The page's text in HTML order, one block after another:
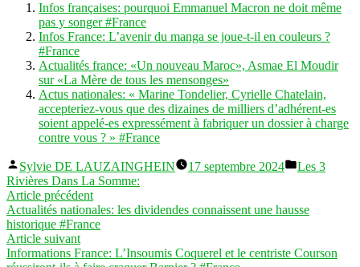
Infos françaises: pourquoi Emmanuel Macron ne doit même
pas y songer #France
Infos France: L’avenir du manga se joue-t-il en couleurs ?
#France
Actualités france: «Un nouveau Maroc», Asmae El Moudir
sur «La Mère de tous les mensonges»
Actus nationales: « Marine Tondelier, Cyrielle Chatelain,
accepteriez-vous que des dizaines de milliers d’adhérent-es
soient appelé-es expressément à fabriquer un dossier à charge
contre vous ? » #France
Publié
par
Sylvie DE LAUZAINGHEIN 17 septembre 2024
Publié
Les 3
Rivières Dans La Somme:
Navigation
de
l’article
Article précédentArticle
précédent :
Actualités nationales: les dividendes connaissent une hausse
historique #France
Article suivantArticle
suivant :
Informations France: L’Insoumis Coquerel et le centriste Courson